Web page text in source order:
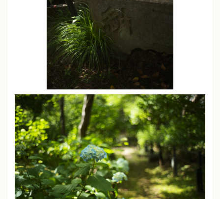
クリエイティブスタイル スタンダードモード